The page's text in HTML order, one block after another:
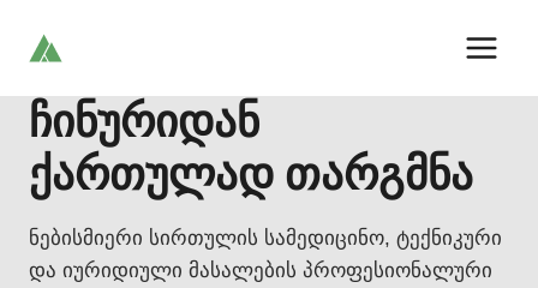
ჩინურიდან
ქართულად თარგმნა
ნებისმიერი სირთულის სამედიცინო, ტექნიკური
და იურიდიული მასალების პროფესიონალური